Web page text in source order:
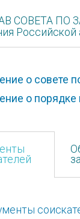
СОВЕТА ПО
Российской
о совете
о порядке